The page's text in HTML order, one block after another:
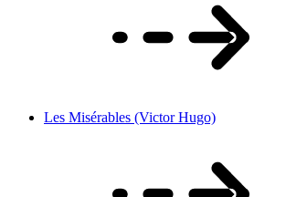
Les Misérables (Victor Hugo)